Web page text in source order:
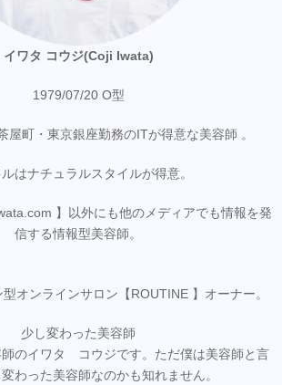
イワタ コウジ(Coji Iwata)
1979/07/20 O型
屋町・東京銀座勤務のITが得意な美容師 。
はナチュラルスタイルが得意。
】以外にも他のメディアでも情報を発
信する情報型美容師。
オンラインサロン【ROUTINE 】オーナー。
少し変わった美容師
師のイワタ コウジです。ただ僕は美容師と言
わった美容師なのかも知れません。